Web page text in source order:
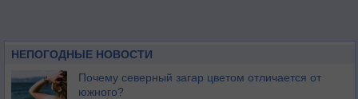
НЕПОГОДНЫЕ НОВОСТИ
Почему северный загар цветом отличается от
южного?